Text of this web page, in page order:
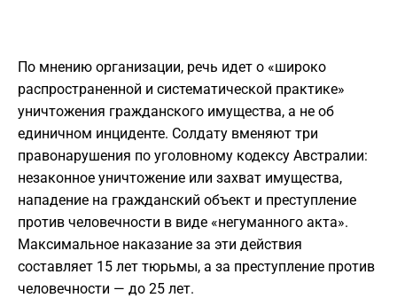
По мнению организации, речь идет о «широко
распространенной и систематической практике»
уничтожения гражданского имущества, а не об
единичном инциденте. Солдату вменяют три
правонарушения по уголовному кодексу Австралии:
незаконное уничтожение или захват имущества,
нападение на гражданский объект и преступление
против человечности в виде «негуманного акта».
Максимальное наказание за эти действия
составляет 15 лет тюрьмы, а за преступление против
человечности — до 25 лет.